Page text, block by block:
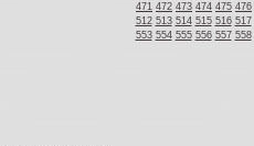
471 472 473 474 475 476
512 513 514 515 516 517
553 554 555 556 557 558